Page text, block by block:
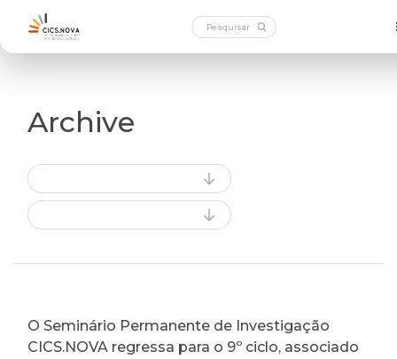
Archive
O Seminário Permanente de Investigação
CICS.NOVA regressa para o 9º ciclo, associado